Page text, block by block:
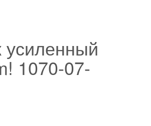
усиленный
1070-07-